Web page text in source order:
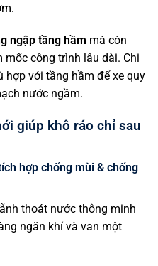
ngập tầng hầm mà còn
công trình lâu dài. Chi
hợp với tầng hầm để xe quy
nước ngầm.
giúp khô ráo chỉ sau
hợp chống mùi & chống
thoát nước thông minh
ngăn khí và van một